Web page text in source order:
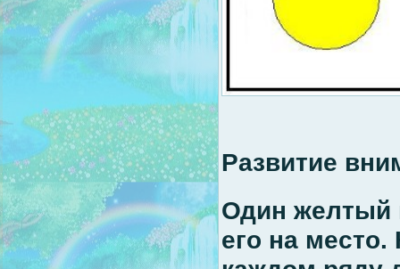
Развитие
Один желтый
его на место.